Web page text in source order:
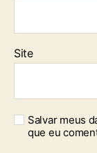
Site
Salvar meus
que eu